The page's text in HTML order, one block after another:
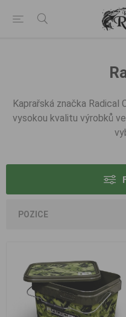
Kaprařská značka Radical
vysokou kvalitu výrobků